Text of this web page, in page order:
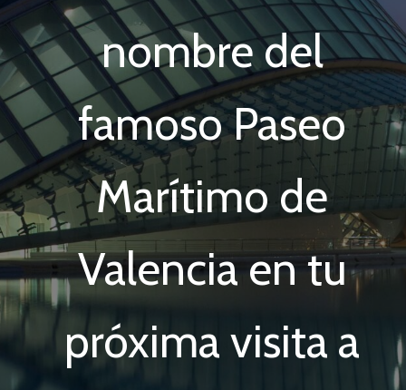
nombre del
famoso Paseo
Marítimo de
Valencia en tu
próxima visita a